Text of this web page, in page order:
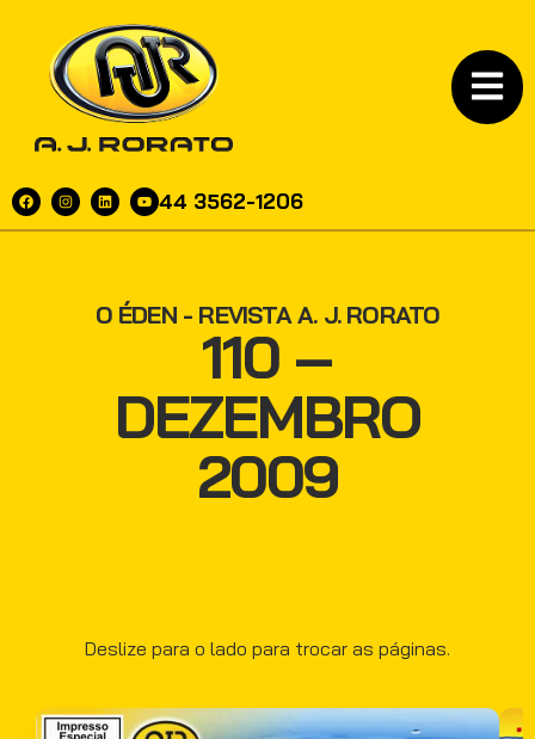
44 3562-1206
O ÉDEN - REVISTA A. J. RORATO
110 –
DEZEMBRO
2009
Deslize para o lado para trocar as páginas.